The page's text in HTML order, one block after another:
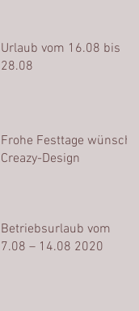
Urlaub vom 16.08 bis
28.08
Frohe Festtage wünscht
Creazy-Design
Betriebsurlaub vom
7.08 – 14.08 2020